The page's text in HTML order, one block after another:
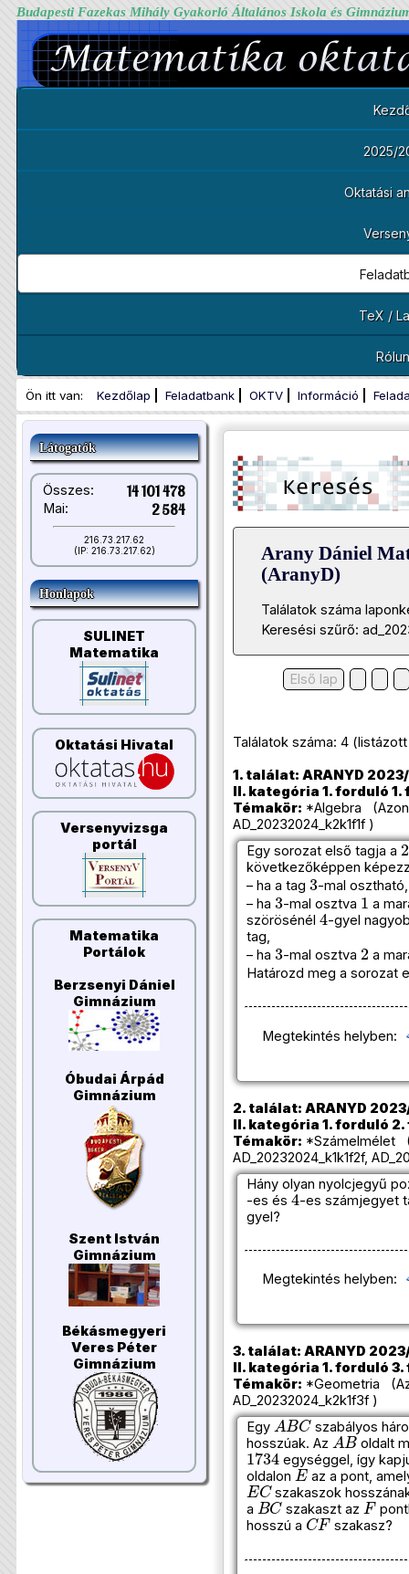
Budapesti Fazekas Mihály Gyakorló Általános Iskola és
2025/
Oktatási
TeX /
Ön itt van: Kezdőlap Feladatbank OKTV Információ
Látogatók
Összes: 14 101 478
Mai: 2 584
216.73.217.62
(IP: 216.73.217.62)
Honlapok
SULINET
Matematika
Oktatási Hivatal
Versenyvizsga
portál
Matematika
Portálok
Berzsenyi Dániel
Gimnázium
Óbudai Árpád
Gimnázium
Szent István
Gimnázium
Békásmegyeri
Veres Péter
Gimnázium
Arany Dániel
(AranyD)
Találatok száma
Keresési szűrő:
Első lap
Találatok száma: 4
1. találat: ARANYD
II. kategória 1. forduló
Témakör: *Algebra
AD_20232024_k2k1f1f )
Egy sorozat első tagja a
következőképpen
– ha a tag
3
-mal
– ha
3
-mal osztva
1
a
szörösénél
4
-gyel
tag,
– ha
3
-mal osztva
2
a
Határozd meg a sorozat
Megtekintés helyben:
2. találat: ARANYD
II. kategória 1. forduló
Témakör: *Számelmélet
AD_20232024_k1k1f2f,
Hány olyan nyolcjegyű
-es és
4
-es számjegyet
gyel?
Megtekintés helyben:
3. találat: ARANYD
II. kategória 1. forduló
Témakör: *Geometria
AD_20232024_k2k1f3f )
Egy
ABC
szabályos
hosszúak. Az
AB
oldalt
1734
egységgel, így
oldalon
E
az a pont,
EC
szakaszok
a
BC
szakaszt az
F
hosszú a
CF
szakasz?